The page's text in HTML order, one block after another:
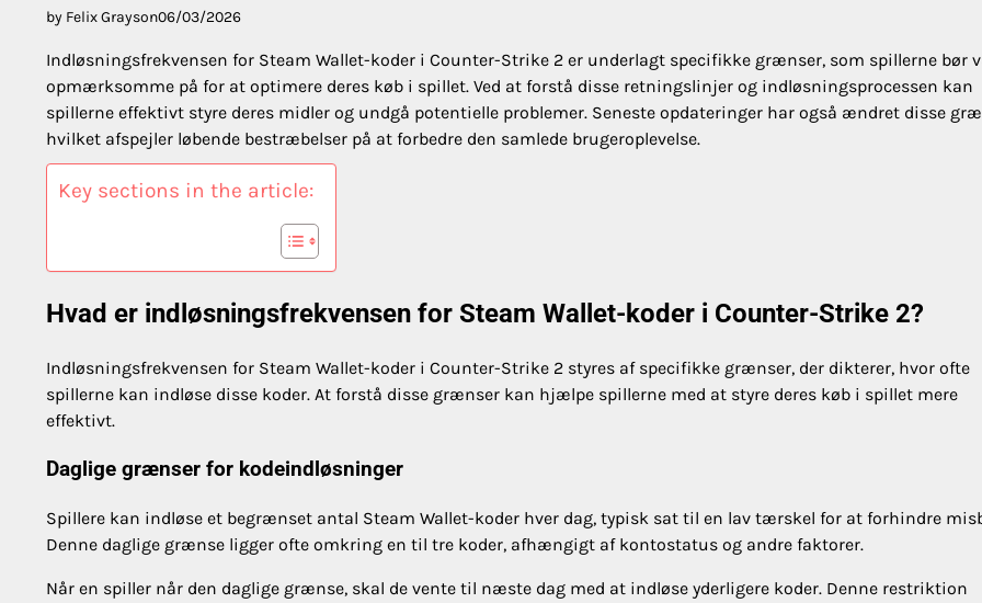
by Felix Grayson06/03/2026
Indløsningsfrekvensen for Steam Wallet-koder i Counter-Strike 2 er underlagt specifikke grænser, som spillerne bør
opmærksomme på for at optimere deres køb i spillet. Ved at forstå disse retningslinjer og indløsningsprocessen kan
spillerne effektivt styre deres midler og undgå potentielle problemer. Seneste opdateringer har også ændret disse
hvilket afspejler løbende bestræbelser på at forbedre den samlede brugeroplevelse.
Key sections in the article:
Hvad er indløsningsfrekvensen for Steam Wallet-koder i Counter-Strike 2?
Indløsningsfrekvensen for Steam Wallet-koder i Counter-Strike 2 styres af specifikke grænser, der dikterer, hvor ofte
spillerne kan indløse disse koder. At forstå disse grænser kan hjælpe spillerne med at styre deres køb i spillet mere
effektivt.
Daglige grænser for kodeindløsninger
Spillere kan indløse et begrænset antal Steam Wallet-koder hver dag, typisk sat til en lav tærskel for at forhindre
Denne daglige grænse ligger ofte omkring en til tre koder, afhængigt af kontostatus og andre faktorer.
Når en spiller når den daglige grænse, skal de vente til næste dag med at indløse yderligere koder. Denne restriktion